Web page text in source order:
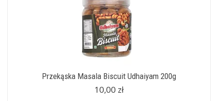
Przekąska Masala Biscuit Udhaiyam 200g
10,00 zł